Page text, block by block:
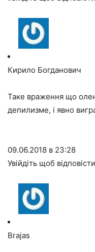
Кирило Богданович
Таке враження що
депилизме, і явно
09.06.2018 в 23:28
Увійдіть щоб відповісти
Brajas